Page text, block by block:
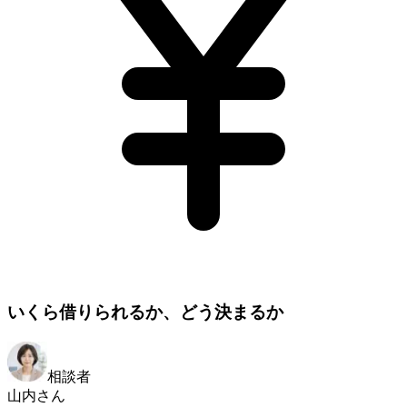
いくら借りられるか、どう決まるか
相談者
山内さん